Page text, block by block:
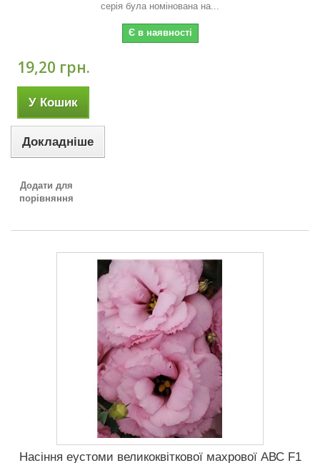
серія була номінована на...
Є в наявності
19,20 грн.
У Кошик
Докладніше
Додати для
порівняння
Насіння еустоми великоквіткової махрової АВС F1